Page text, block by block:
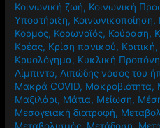
Κοινωνική ζωή, Κοινωνική
Υποστήριξη, Κοινωνικοποίηση,
Κορμός, Κορωνοϊός, Κούραση,
Κρέας, Κρίση πανικού, Κριτική,
Κρυολόγημα, Κυκλική
Λίμπιντο, Λιπώδης νόσος του
Μακρά COVID, Μακροβιότητα,
Μαξιλάρι, Μάτια, Μείωση,
Μεσογειακή διατροφή,
Μεταβολισμός, Μετάδοση,